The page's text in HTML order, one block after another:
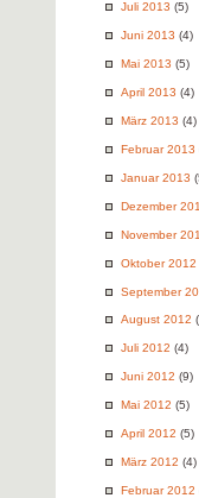
Juli 2013 (5)
Juni 2013 (4)
Mai 2013 (5)
April 2013 (4)
März 2013 (4)
Februar 2013
Januar 2013
Dezember
November
Oktober 2012
September
August 2012
Juli 2012 (4)
Juni 2012 (9)
Mai 2012 (5)
April 2012 (5)
März 2012 (4)
Februar 2012